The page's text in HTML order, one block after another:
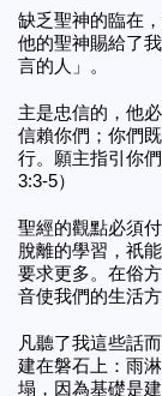
缺乏聖神的臨在
他的聖神賜給了
言的人」。
主是忠信的，他
信賴你們；你們
行。願主指引你
3:3-5）
聖經的觀點必須
脫離的學習，祇
要求更多。在俗
音使我們的生活方
凡聽了我這些話
建在磐石上：雨
塌，因為基礎是